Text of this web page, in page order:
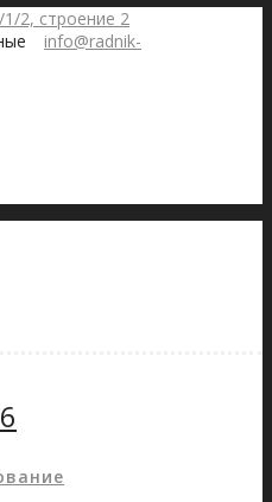
2, строение 2
info@radnik-